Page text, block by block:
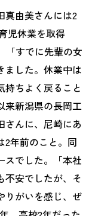
真由美さんには2
児休業を取得
「すでに先輩の女
ました。休業中は
持ちよく戻ること
来新潟県の長岡工
さんに、尼崎にあ
2年前のこと。同
スでした。「本社
不安でしたが、そ
りがいを感じ、ぜ